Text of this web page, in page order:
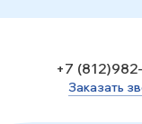
+7
Заказать